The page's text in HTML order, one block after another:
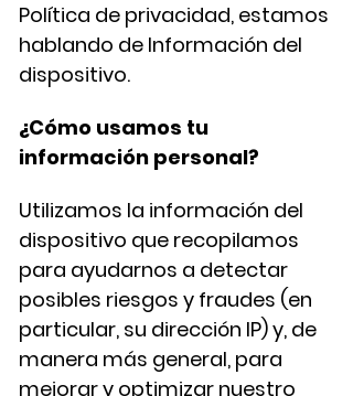
Política de privacidad, estamos
hablando de Información del
dispositivo.
¿Cómo usamos tu
información personal?
Utilizamos la información del
dispositivo que recopilamos
para ayudarnos a detectar
posibles riesgos y fraudes (en
particular, su dirección IP) y, de
manera más general, para
mejorar y optimizar nuestro